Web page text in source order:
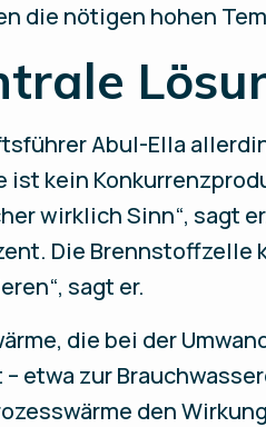
die nötigen hohen
Abul-Ella
ist kein
wirklich Sinn“, sagt
Die Brennstoffzelle
sagt er.
die bei der
etwa zur
den